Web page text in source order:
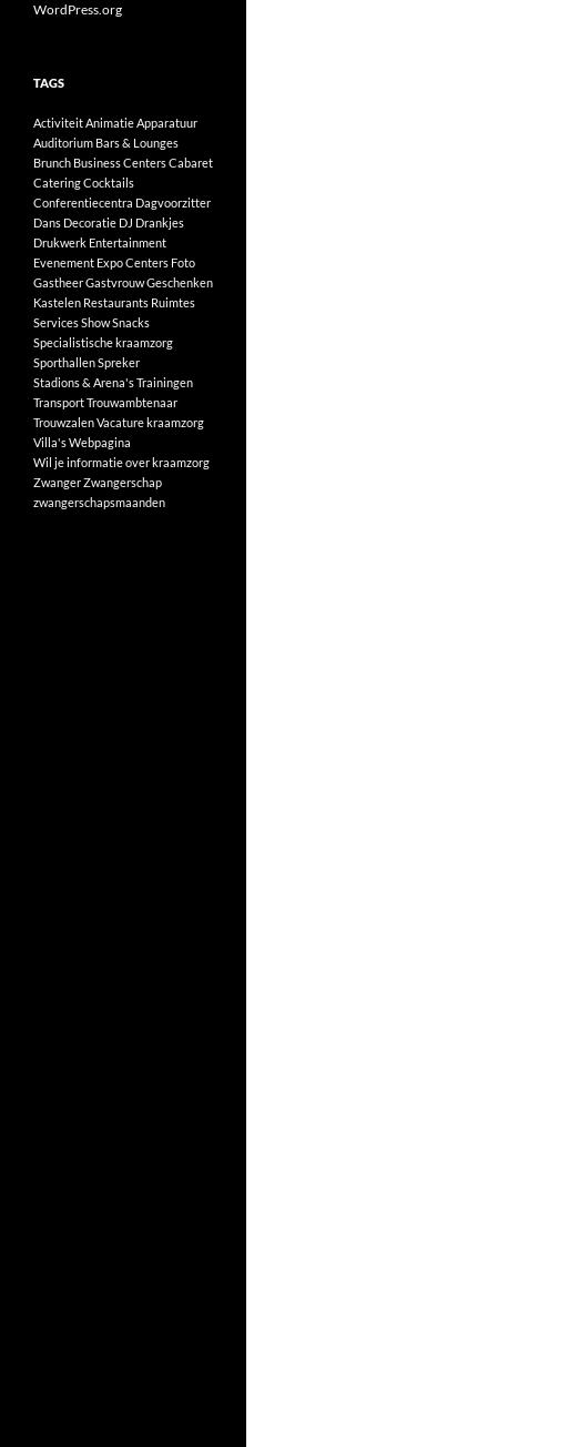
WordPress.org
TAGS
ActiviteitAnimatieApparatuur
Auditorium Bars & Lounges
Brunch Business CentersCabaret
CateringCocktails
Conferentiecentra Dagvoorzitter
Dans Decoratie DJ Drankjes
Drukwerk Entertainment
Evenement Expo Centers Foto
GastheerGastvrouwGeschenken
Kastelen Restaurants Ruimtes
ServicesShowSnacks
Specialistische kraamzorg
SporthallenSpreker
Stadions & Arena'sTrainingen
TransportTrouwambtenaar
TrouwzalenVacature kraamzorg
Villa'sWebpagina
Wil je informatie over kraamzorg
ZwangerZwangerschap
zwangerschapsmaanden